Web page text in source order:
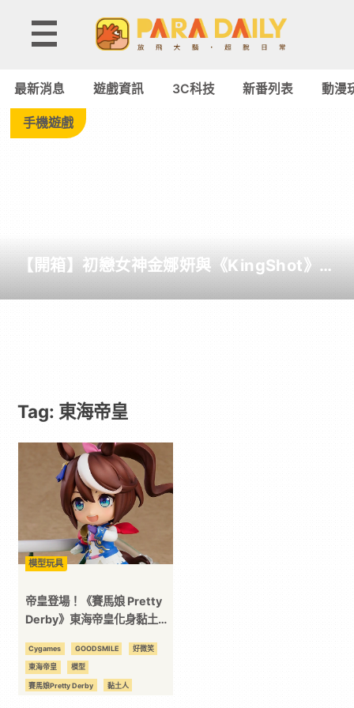
Tag:
海
-
Paradaily
戲
漫
二
次
元
最新消息 遊戲資訊 3C科技 新番列表 動漫
手機遊戲
【開箱】初戀女神金娜妍與《KingShot》再
Tag: 東海帝皇
模型玩具
帝皇登場！《賽馬娘 Pretty
Derby》東海帝皇化身黏土人
Cygames GOODSMILE 好微笑
東海帝皇 模型
賽馬娘Pretty Derby 黏土人